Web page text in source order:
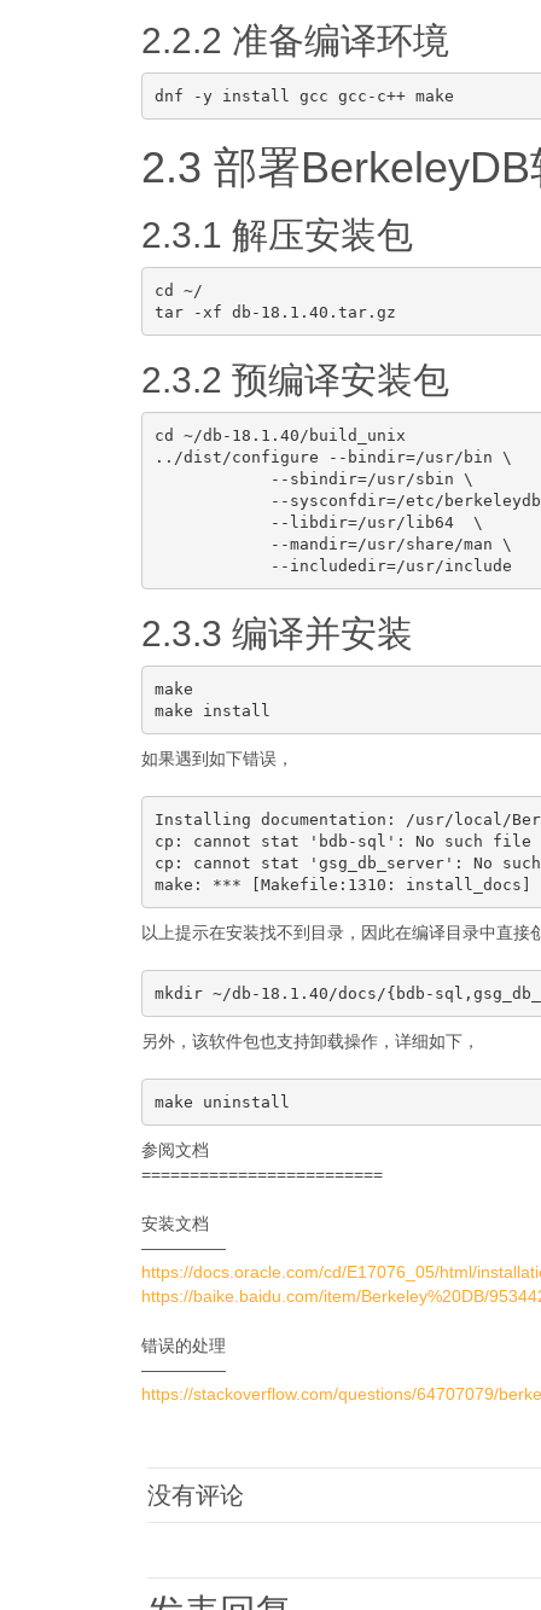
2.2.2 准备编译环境
2.3 部署BerkeleyDB
2.3.1 解压安装包
cd ~/
2.3.2 预编译安装包
cd ~/db-18.1.40/build_unix
../dist/configure --bindir=/usr/bin \
            --sbindir=/usr/sbin \
--sysconfdir=/etc/
            --libdir=/usr/lib64  \
            --mandir=/usr/share/man \
2.3.3 编译并安装
make
如果遇到如下错误，
Installing documentation: /usr/local/
cp: cannot stat 'bdb-sql': No such file
cp: cannot stat 'gsg_db_server': No
以上提示在安装找不到目录，因此在编译目录中直接
另外，该软件包也支持卸载操作，详细如下，
参阅文档
=========================
安装文档
—————
https://docs.oracle.com/cd/E17076_05/html/
https://baike.baidu.com/item/Berkeley%20DB/
错误的处理
—————
https://stackoverflow.com/questions/64707079/
没有评论